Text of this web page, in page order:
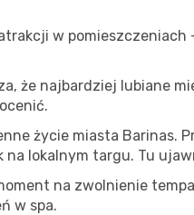
w
że najbardziej lubiane
życie miasta Barinas.
lokalnym targu. Tu
na zwolnienie
w spa.